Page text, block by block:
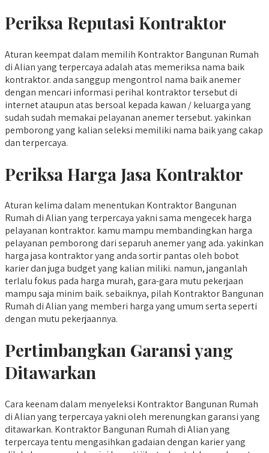
Periksa Reputasi Kontraktor
Aturan keempat dalam memilih Kontraktor Bangunan Rumah
di Alian yang terpercaya adalah atas memeriksa nama baik
kontraktor. anda sanggup mengontrol nama baik anemer
dengan mencari informasi perihal kontraktor tersebut di
internet ataupun atas bersoal kepada kawan / keluarga yang
sudah sudah memakai pelayanan anemer tersebut. yakinkan
pemborong yang kalian seleksi memiliki nama baik yang cakap
dan terpercaya.
Periksa Harga Jasa Kontraktor
Aturan kelima dalam menentukan Kontraktor Bangunan
Rumah di Alian yang terpercaya yakni sama mengecek harga
pelayanan kontraktor. kamu mampu membandingkan harga
pelayanan pemborong dari separuh anemer yang ada. yakinkan
harga jasa kontraktor yang anda sortir pantas oleh bobot
karier dan juga budget yang kalian miliki. namun, janganlah
terlalu fokus pada harga murah, gara-gara mutu pekerjaan
mampu saja minim baik. sebaiknya, pilah Kontraktor Bangunan
Rumah di Alian yang memberi harga yang umum serta seperti
dengan mutu pekerjaannya.
Pertimbangkan Garansi yang
Ditawarkan
Cara keenam dalam menyeleksi Kontraktor Bangunan Rumah
di Alian yang terpercaya yakni oleh merenungkan garansi yang
ditawarkan. Kontraktor Bangunan Rumah di Alian yang
terpercaya tentu mengasihkan gadaian dengan karier yang